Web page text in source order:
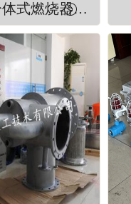
烘干炉专用分体式燃烧器及自动点火装置